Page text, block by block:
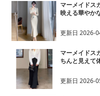
マーメイドス
映える華やか
更新日 2026-
マーメイドス
ちんと見えて
更新日 2026-